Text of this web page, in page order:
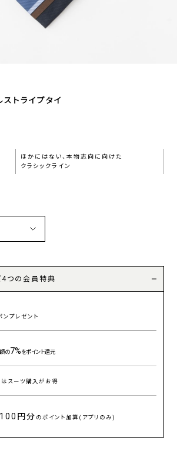
トライプタイ
ほかにはない、本物志向に向けた
クラシックライン
4つの会員特典
ンプレゼント
の7%をポイント還元
はスーツ購入がお得
100円分 のポイント加算(アプリのみ)